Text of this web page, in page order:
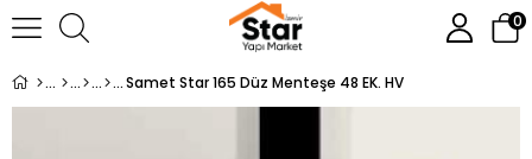
0
Samet Star 165 Düz Menteşe 48 EK. HV